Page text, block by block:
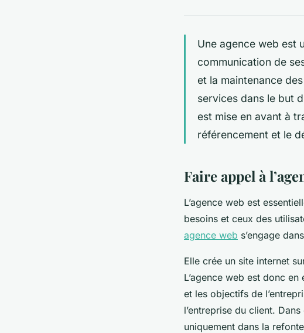
Une agence web est
communication de
et la maintenance
services dans le but
est mise en avant à
référencement et le
Faire appel à
L’agence web est
besoins et ceux des
agence web s’engage
Elle crée un site internet
L’agence web est donc
et les objectifs de
l’entreprise du client.
uniquement dans la